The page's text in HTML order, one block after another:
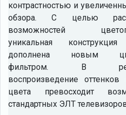
контрастностью и
обзора. С целью
возможностей
уникальная
дополнена новым
фильтром. В
воспроизведение оттенков
цвета превосходит
стандартных ЭЛТ